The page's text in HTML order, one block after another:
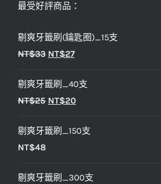
最受好評商品：
剔爽牙籤刷(鑰匙圈)_15支
NT$33 原
價
格：
NT$27目
價
格：
剔爽牙籤刷_40支
NT$25 原
價
NT$20目
價
剔爽牙籤刷_150支
NT$48
剔爽牙籤刷_300支